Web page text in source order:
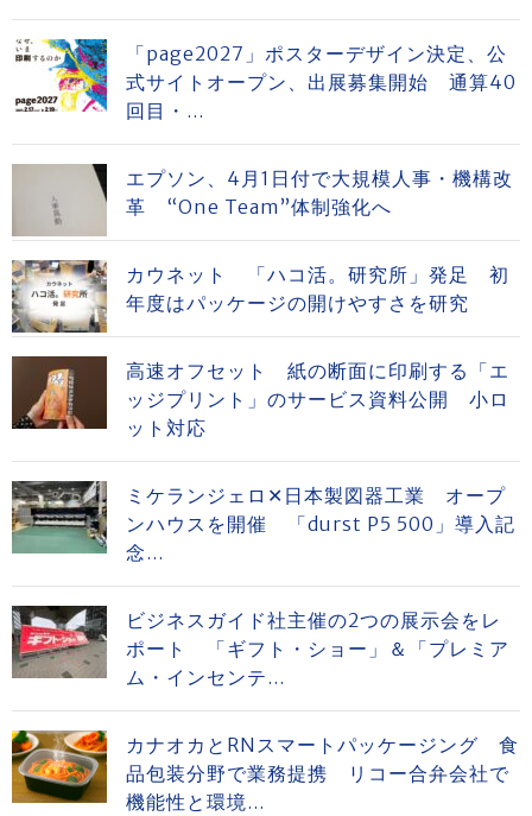
「page2027」ポスターデザイン決定、公
式サイトオープン、出展募集開始 通算40
回目・...
エプソン、4月1日付で大規模人事・機構改
革 “One Team”体制強化へ
カウネット 「ハコ活。研究所」発足 初
年度はパッケージの開けやすさを研究
高速オフセット 紙の断面に印刷する「エ
ッジプリント」のサービス資料公開 小ロ
ット対応
ミケランジェロ✕日本製図器工業 オープ
ンハウスを開催 「durst P5 500」導入記
念...
ビジネスガイド社主催の2つの展示会をレ
ポート 「ギフト・ショー」＆「プレミア
ム・インセンテ...
カナオカとRNスマートパッケージング 食
品包装分野で業務提携 リコー合弁会社で
機能性と環境...